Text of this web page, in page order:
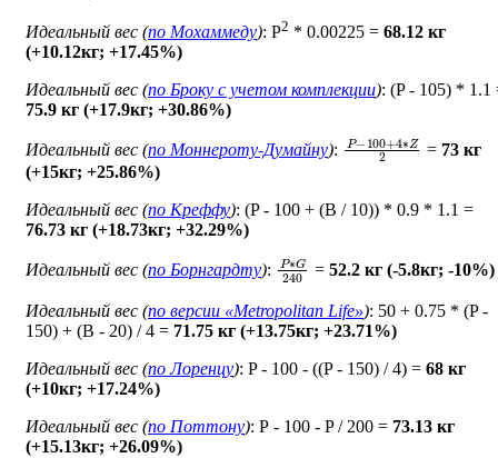
Идеальный вес (по Мохаммеду): P2 * 0.00225 = 68.12 кг
(+10.12кг; +17.45%)
Идеальный вес (по Броку c учетом комплекции): (P - 105) * 1.1
75.9 кг (+17.9кг; +30.86%)
Идеальный вес (по Моннероту-Думайну): P− 100 +4∗ 2
= 73 кг
(+15кг; +25.86%)
Идеальный вес (по Креффу): (P - 100 + (B / 10)) * 0.9 * 1.1 =
76.73 кг (+18.73кг; +32.29%)
Идеальный вес (по Борнгардту): P∗G 240
=52.2 кг (-5.8кг; -10%)
Идеальный вес (по версии «Metropolitan Life»): 50 + 0.75 * (P -
150) + (B - 20) / 4 = 71.75 кг (+13.75кг; +23.71%)
Идеальный вес (по Лоренцу): P - 100 - ((P - 150) / 4) = 68 кг
(+10кг; +17.24%)
Идеальный вес (по Поттону): Р - 100 - P / 200 = 73.13 кг
(+15.13кг; +26.09%)